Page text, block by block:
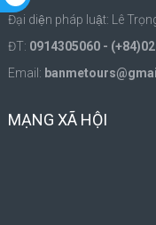
Đại diện pháp luật: Lê
ĐT: 0914305060 -
Email:
MẠNG XÃ HỘI